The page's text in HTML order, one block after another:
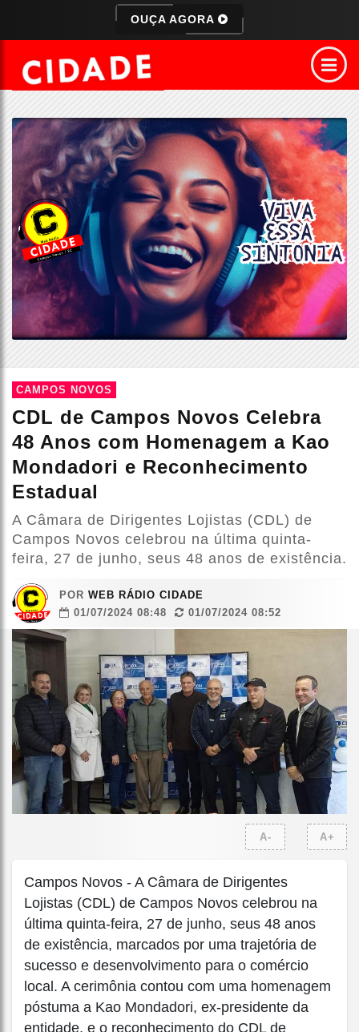
OUÇA AGORA
CAMPOS NOVOS
CDL de Campos Novos Celebra
48 Anos com Homenagem a Kao
Mondadori e Reconhecimento
Estadual
A Câmara de Dirigentes Lojistas (CDL) de
Campos Novos celebrou na última quinta-
feira, 27 de junho, seus 48 anos de existência.
POR WEB RÁDIO CIDADE
01/07/2024 08:48
01/07/2024 08:52
A- A+
Campos Novos - A Câmara de Dirigentes
Lojistas (CDL) de Campos Novos celebrou na
última quinta-feira, 27 de junho, seus 48 anos
de existência, marcados por uma trajetória de
sucesso e desenvolvimento para o comércio
local. A cerimônia contou com uma homenagem
póstuma a Kao Mondadori, ex-presidente da
entidade, e o reconhecimento do CDL de